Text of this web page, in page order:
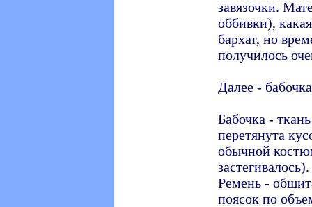
завязочки.
оббивки),
бархат, но
получилось
Далее -
Бабочка -
перетянута
обычной
застегивалось).
Ремень -
поясок по